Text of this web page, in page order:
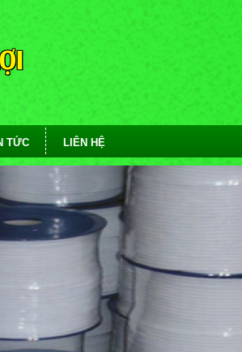
TỨC LIÊN HỆ